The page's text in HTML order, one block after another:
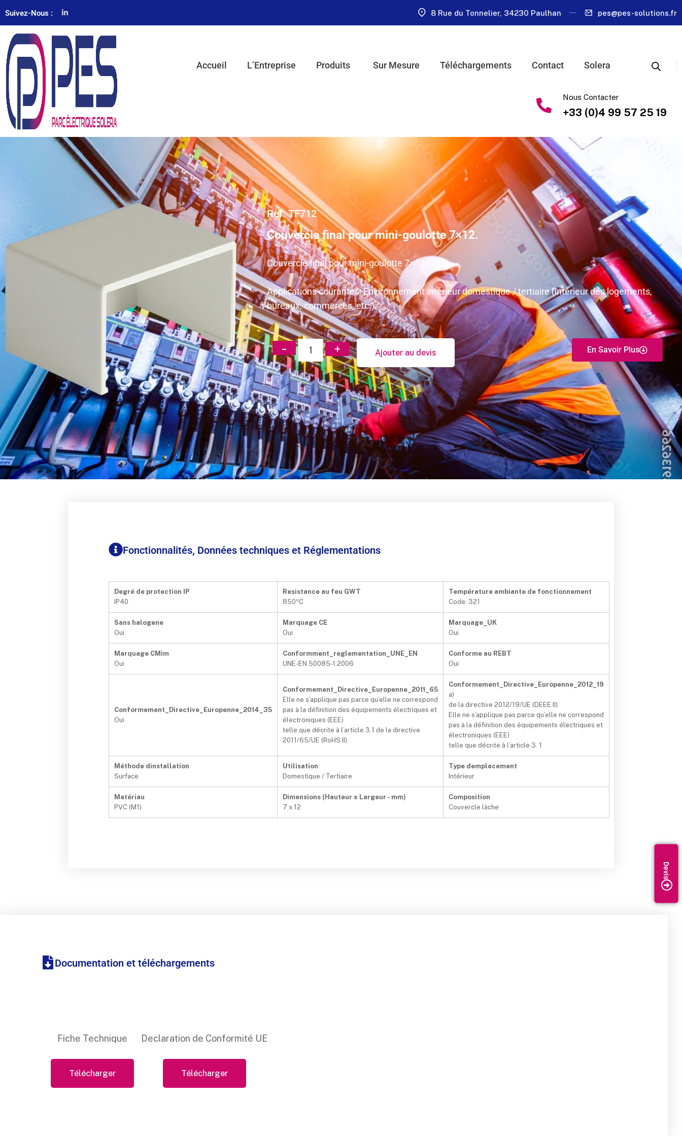
Suivez-Nous : 8 Rue du Tonnelier, 34230 Paulhan pes@pes-solutions.fr
Accueil L’Entreprise Produits Sur Mesure Téléchargements Contact Solera
Nous Contacter
+33 (0)4 99 57 25 19
Ref. TF712
Couvercle final pour mini-goulotte 7×12.
Couvercle final pour mini-goulotte 7×12.
Applications courantes: Environnement intérieur domestique / tertiaire (intérieur des logements,
bureaux, commerces, etc.)
Ajouter au devis En Savoir Plus
Fonctionnalités, Données techniques et Réglementations
Degré de protection IP
IP40
Resistance au feu GWT
850ºC
Température ambiante de fonctionnement
Code: 321
Sans halogene
Oui
Marquage CE
Oui
Marquage_UK
Oui
Marquage CMim
Oui
Conformment_reglementation_UNE_EN
UNE-EN 50085-1:2006
Conforme au REBT
Oui
Conformement_Directive_Europenne_2014_35
Oui
Conformement_Directive_Europenne_2011_65
Elle ne s’applique pas parce qu’elle ne correspond
pas à la définition des équipements électriques et
électroniques (EEE)
telle que décrite à l’article 3.1 de la directive
2011/65/UE (RoHS II).
Conformement_Directive_Europenne_2012_19
a)
de la directive 2012/19/UE (DEEE II).
Elle ne s’applique pas parce qu’elle ne correspond
pas à la définition des équipements électriques et
électroniques (EEE)
telle que décrite à l’article 3. 1
Méthode dinstallation
Surface
Utilisation
Domestique / Tertiaire
Type demplacement
Intérieur
Matériau
PVC (M1)
Dimensions (Hauteur x Largeur - mm)
7 x 12
Composition
Couvercle lâche
Documentation et téléchargements
Fiche Technique
Télécharger
Declaration de Conformité UE
Télécharger